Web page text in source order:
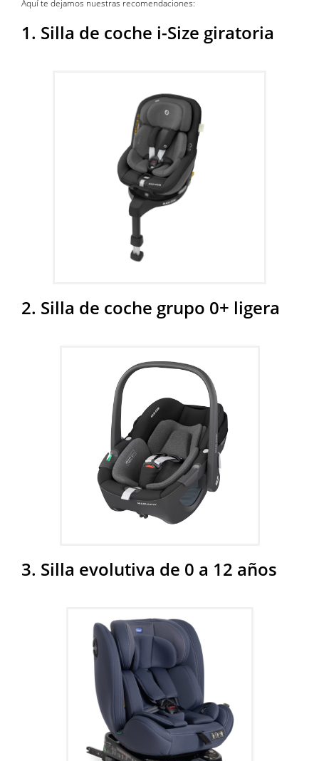
Aquí te dejamos nuestras recomendaciones:
1. Silla de coche i-Size giratoria
2. Silla de coche grupo 0+ ligera
3. Silla evolutiva de 0 a 12 años